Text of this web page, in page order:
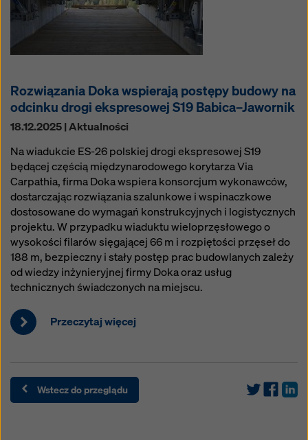
Rozwiązania Doka wspierają postępy budowy na
odcinku drogi ekspresowej S19 Babica–Jawornik
18.12.2025 | Aktualności
Na wiadukcie ES-26 polskiej drogi ekspresowej S19
będącej częścią międzynarodowego korytarza Via
Carpathia, firma Doka wspiera konsorcjum wykonawców,
dostarczając rozwiązania szalunkowe i wspinaczkowe
dostosowane do wymagań konstrukcyjnych i logistycznych
projektu. W przypadku wiaduktu wieloprzęsłowego o
wysokości filarów sięgającej 66 m i rozpiętości przęseł do
188 m, bezpieczny i stały postęp prac budowlanych zależy
od wiedzy inżynieryjnej firmy Doka oraz usług
technicznych świadczonych na miejscu.
Przeczytaj więcej
Wstecz do przeglądu